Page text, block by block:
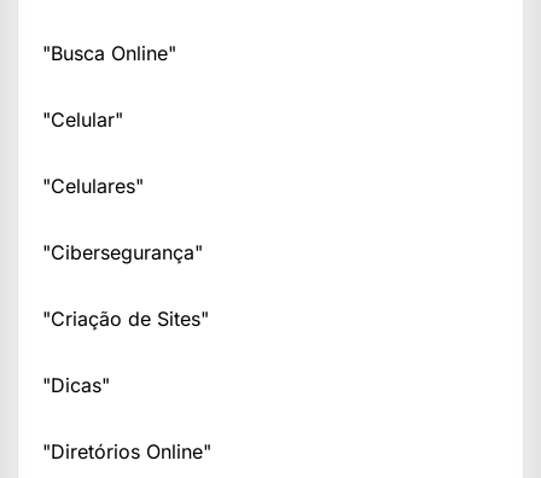
"Busca Online"
"Celular"
"Celulares"
"Cibersegurança"
"Criação de Sites"
"Dicas"
"Diretórios Online"